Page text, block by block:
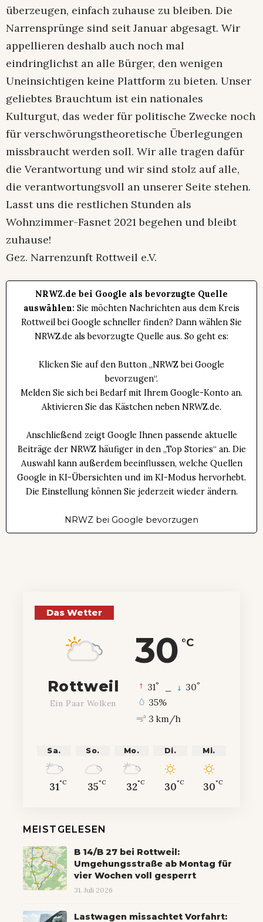
überzeugen, einfach zuhause zu bleiben. Die
Narrensprünge sind seit Januar abgesagt. Wir
appellieren deshalb auch noch mal
eindringlichst an alle Bürger, den wenigen
Uneinsichtigen keine Plattform zu bieten. Unser
geliebtes Brauchtum ist ein nationales
Kulturgut, das weder für politische Zwecke noch
für verschwörungstheoretische Überlegungen
missbraucht werden soll. Wir alle tragen dafür
die Verantwortung und wir sind stolz auf alle,
die verantwortungsvoll an unserer Seite stehen.
Lasst uns die restlichen Stunden als
Wohnzimmer-Fasnet 2021 begehen und bleibt
zuhause!
Gez. Narrenzunft Rottweil e.V.
NRWZ.de bei Google als bevorzugte Quelle
auswählen: Sie möchten Nachrichten aus dem Kreis
Rottweil bei Google schneller finden? Dann wählen Sie
NRWZ.de als bevorzugte Quelle aus. So geht es:
Klicken Sie auf den Button „NRWZ bei Google
bevorzugen“.
Melden Sie sich bei Bedarf mit Ihrem Google-Konto an.
Aktivieren Sie das Kästchen neben NRWZ.de.
Anschließend zeigt Google Ihnen passende aktuelle
Beiträge der NRWZ häufiger in den „Top Stories“ an. Die
Auswahl kann außerdem beeinflussen, welche Quellen
Google in KI-Übersichten und im KI-Modus hervorhebt.
Die Einstellung können Sie jederzeit wieder ändern.
NRWZ bei Google bevorzugen
Das Wetter
30 °C
Rottweil
Ein Paar Wolken
31° 30°
35%
3 km/h
Sa.
31°C
So.
35°C
Mo.
32°C
Di.
30°C
Mi.
30°C
MEISTGELESEN
B 14/B 27 bei Rottweil:
Umgehungsstraße ab Montag für
vier Wochen voll gesperrt
31. Juli 2026
Lastwagen missachtet Vorfahrt: